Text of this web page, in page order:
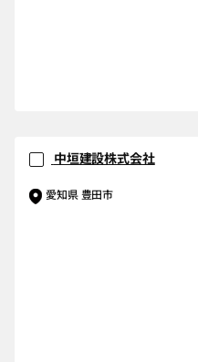
中垣建設株式会社
愛知県 豊田市